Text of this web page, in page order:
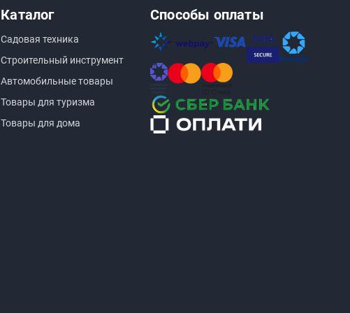
Каталог
Садовая техника
Строительный инструмент
Автомобильные товары
Товары для туризма
Товары для дома
Способы оплаты